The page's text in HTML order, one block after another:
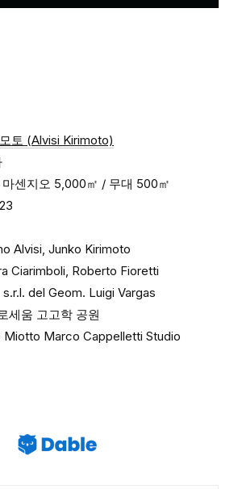
토 (Alvisi Kirimoto)
센지오 5,000㎡ / 무대 500㎡
Alvisi, Junko Kirimoto
Ciarimboli, Roberto Fioretti
del Geom. Luigi Vargas
세움 고고학 공원
Marco Cappelletti Studio